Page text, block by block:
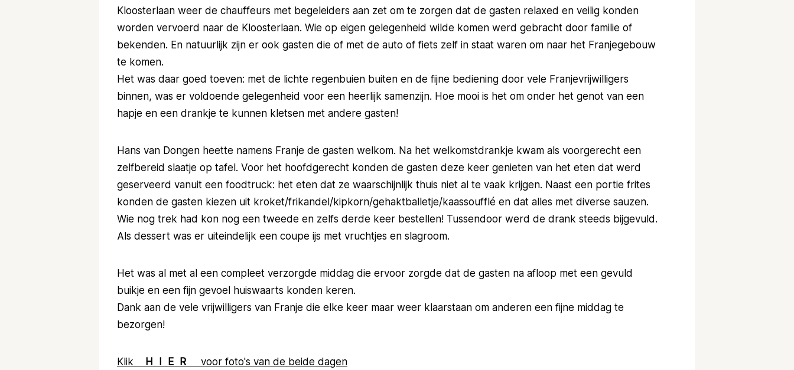
Kloosterlaan weer de chauffeurs met begeleiders aan zet om te zorgen dat de gasten relaxed en veilig konden
worden vervoerd naar de Kloosterlaan. Wie op eigen gelegenheid wilde komen werd gebracht door familie of
bekenden. En natuurlijk zijn er ook gasten die of met de auto of fiets zelf in staat waren om naar het Franjegebouw
te komen.
Het was daar goed toeven: met de lichte regenbuien buiten en de fijne bediening door vele Franjevrijwilligers
binnen, was er voldoende gelegenheid voor een heerlijk samenzijn. Hoe mooi is het om onder het genot van een
hapje en een drankje te kunnen kletsen met andere gasten!
Hans van Dongen heette namens Franje de gasten welkom. Na het welkomstdrankje kwam als voorgerecht een
zelfbereid slaatje op tafel. Voor het hoofdgerecht konden de gasten deze keer genieten van het eten dat werd
geserveerd vanuit een foodtruck: het eten dat ze waarschijnlijk thuis niet al te vaak krijgen. Naast een portie frites
konden de gasten kiezen uit kroket/frikandel/kipkorn/gehaktballetje/kaassoufflé en dat alles met diverse sauzen.
Wie nog trek had kon nog een tweede en zelfs derde keer bestellen! Tussendoor werd de drank steeds bijgevuld.
Als dessert was er uiteindelijk een coupe ijs met vruchtjes en slagroom.
Het was al met al een compleet verzorgde middag die ervoor zorgde dat de gasten na afloop met een gevuld
buikje en een fijn gevoel huiswaarts konden keren.
Dank aan de vele vrijwilligers van Franje die elke keer maar weer klaarstaan om anderen een fijne middag te
bezorgen!
Klik H I E Rvoor foto's van de beide dagen